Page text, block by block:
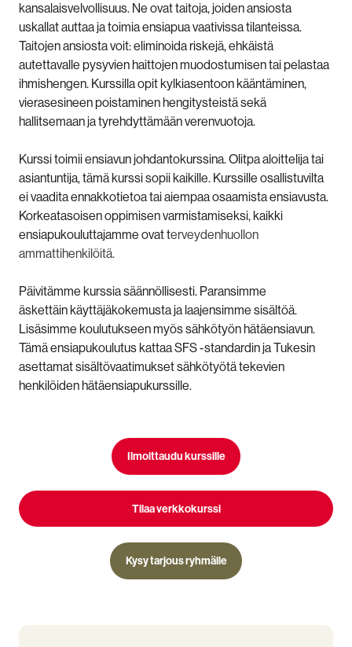
kansalaisvelvollisuus. Ne ovat taitoja, joiden ansiosta
uskallat auttaa ja toimia ensiapua vaativissa tilanteissa.
Taitojen ansiosta voit: eliminoida riskejä, ehkäistä
autettavalle pysyvien haittojen muodostumisen tai pelastaa
ihmishengen. Kurssilla opit kylkiasentoon kääntäminen,
vierasesineen poistaminen hengitysteistä sekä
hallitsemaan ja tyrehdyttämään verenvuotoja.
Kurssi toimii ensiavun johdantokurssina. Olitpa aloittelija tai
asiantuntija, tämä kurssi sopii kaikille. Kurssille osallistuvilta
ei vaadita ennakkotietoa tai aiempaa osaamista ensiavusta.
Korkeatasoisen oppimisen varmistamiseksi, kaikki
ensiapukouluttajamme ovat terveydenhuollon
ammattihenkilöitä.
Päivitämme kurssia säännöllisesti. Paransimme
äskettäin käyttäjäkokemusta ja laajensimme sisältöä.
Lisäsimme koulutukseen myös sähkötyön hätäensiavun.
Tämä ensiapukoulutus kattaa SFS -standardin ja Tukesin
asettamat sisältövaatimukset sähkötyötä tekevien
henkilöiden hätäensiapukurssille.
Ilmoittaudu kurssille
Tilaa verkkokurssi
Kysy tarjous ryhmälle